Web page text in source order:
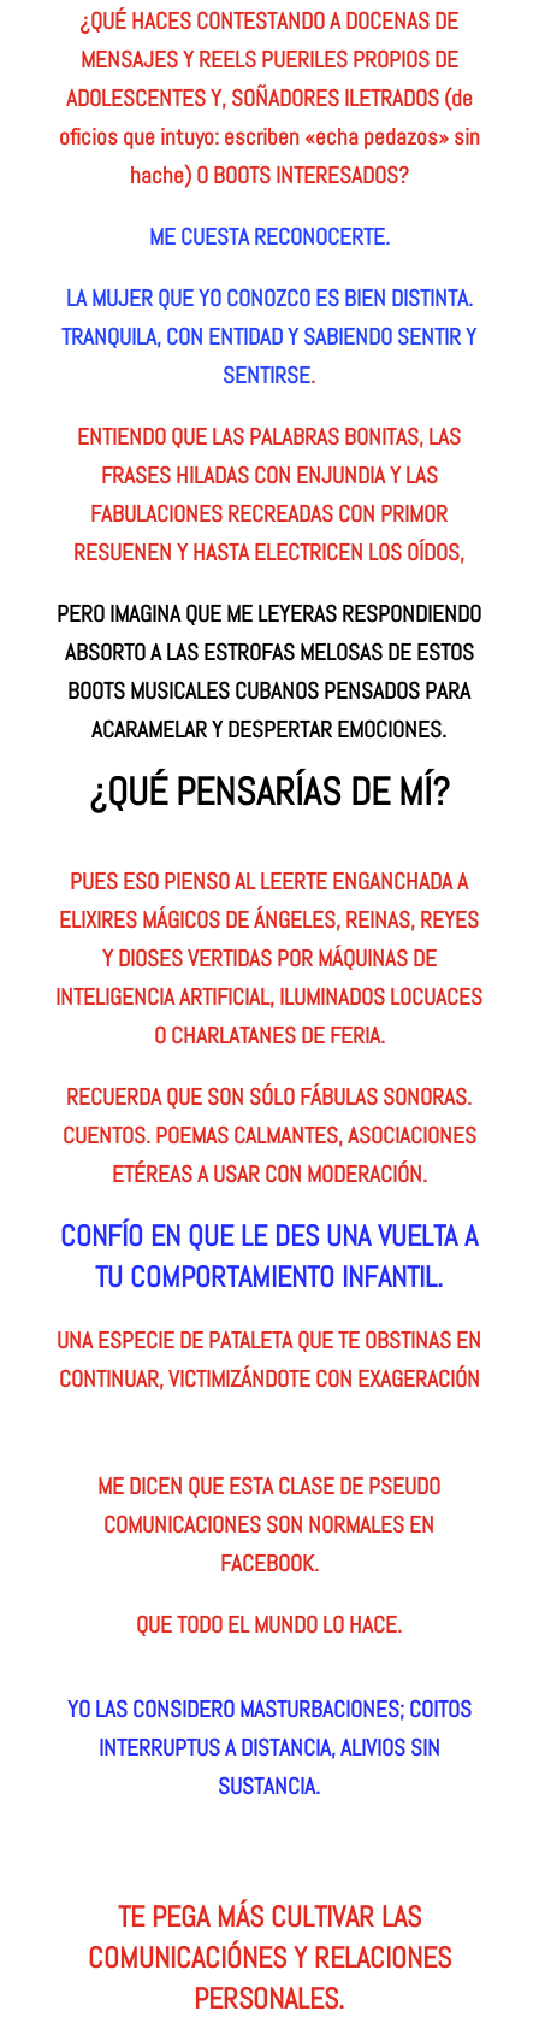
¿QUÉ HACES CONTESTANDO A DOCENAS DE
MENSAJES Y REELS PUERILES PROPIOS DE
ADOLESCENTES Y, SOÑADORES ILETRADOS (de
oficios que intuyo: escriben «echa pedazos» sin
hache) O BOOTS INTERESADOS?
ME CUESTA RECONOCERTE.
LA MUJER QUE YO CONOZCO ES BIEN DISTINTA.
TRANQUILA, CON ENTIDAD Y SABIENDO SENTIR Y
SENTIRSE.
ENTIENDO QUE LAS PALABRAS BONITAS, LAS
FRASES HILADAS CON ENJUNDIA Y LAS
FABULACIONES RECREADAS CON PRIMOR
RESUENEN Y HASTA ELECTRICEN LOS OÍDOS,
PERO IMAGINA QUE ME LEYERAS RESPONDIENDO
ABSORTO A LAS ESTROFAS MELOSAS DE ESTOS
BOOTS MUSICALES CUBANOS PENSADOS PARA
ACARAMELAR Y DESPERTAR EMOCIONES.
¿QUÉ PENSARÍAS DE MÍ?
PUES ESO PIENSO AL LEERTE ENGANCHADA A
ELIXIRES MÁGICOS DE ÁNGELES, REINAS, REYES
Y DIOSES VERTIDAS POR MÁQUINAS DE
INTELIGENCIA ARTIFICIAL, ILUMINADOS LOCUACES
O CHARLATANES DE FERIA.
RECUERDA QUE SON SÓLO FÁBULAS SONORAS.
CUENTOS. POEMAS CALMANTES, ASOCIACIONES
ETÉREAS A USAR CON MODERACIÓN.
CONFÍO EN QUE LE DES UNA VUELTA A
TU COMPORTAMIENTO INFANTIL.
UNA ESPECIE DE PATALETA QUE TE OBSTINAS EN
CONTINUAR, VICTIMIZÁNDOTE CON EXAGERACIÓN
ME DICEN QUE ESTA CLASE DE PSEUDO
COMUNICACIONES SON NORMALES EN
FACEBOOK.
QUE TODO EL MUNDO LO HACE.
YO LAS CONSIDERO MASTURBACIONES; COITOS
INTERRUPTUS A DISTANCIA, ALIVIOS SIN
SUSTANCIA.
TE PEGA MÁS CULTIVAR LAS
COMUNICACIÓNES Y RELACIONES
PERSONALES.